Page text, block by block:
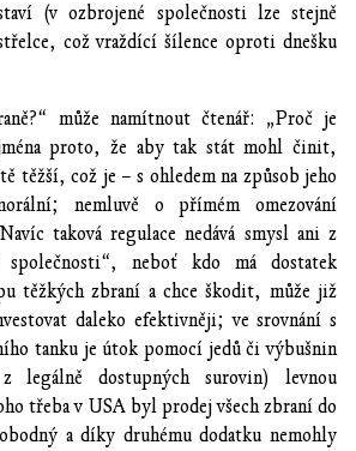
(v ozbrojené společnosti lze stejně
což vraždící šílence oproti dnešku
může namítnout čtenář: „Proč je
proto, že aby tak stát mohl činit,
těžší, což je – s ohledem na způsob jeho
nemluvě o přímém omezování
taková regulace nedává smysl ani z
společnosti“, neboť kdo má dostatek
těžkých zbraní a chce škodit, může již
daleko efektivněji; ve srovnání s
tanku je útok pomocí jedů či výbušnin
legálně dostupných surovin) levnou
třeba v USA byl prodej všech zbraní do
a díky druhému dodatku nemohly